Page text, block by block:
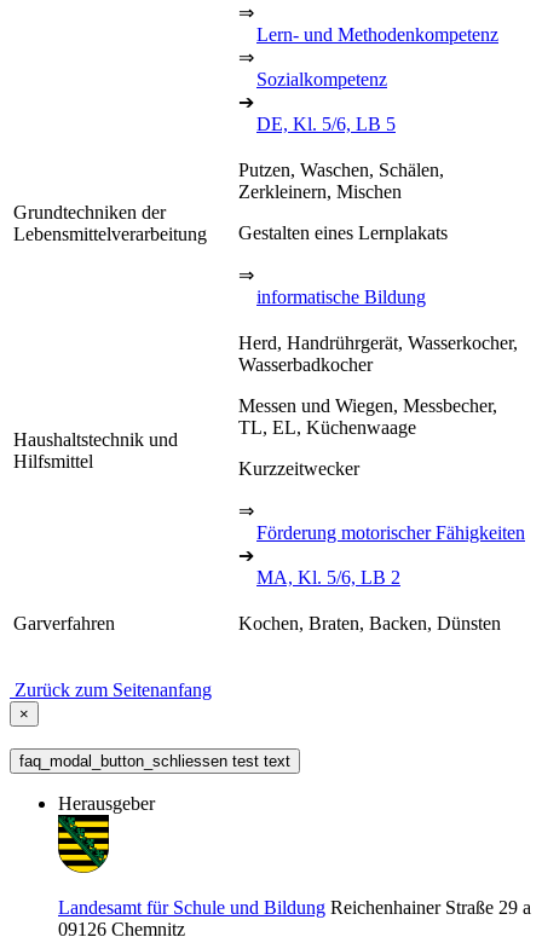
⇒
Lern- und Methodenkompetenz
⇒
Sozialkompetenz
➔
DE, Kl. 5/6, LB 5
Grundtechniken der
Lebensmittelverarbeitung
Putzen, Waschen, Schälen,
Zerkleinern, Mischen
Gestalten eines Lernplakats
⇒
informatische Bildung
Haushaltstechnik und
Hilfsmittel
Herd, Handrührgerät, Wasserkocher,
Wasserbadkocher
Messen und Wiegen, Messbecher,
TL, EL, Küchenwaage
Kurzzeitwecker
⇒
Förderung motorischer Fähigkeiten
➔
MA, Kl. 5/6, LB 2
Garverfahren Kochen, Braten, Backen, Dünsten
Zurück zum Seitenanfang
×
faq_modal_button_schliessen test text
Herausgeber
Landesamt für Schule und Bildung Reichenhainer Straße 29 a
09126 Chemnitz